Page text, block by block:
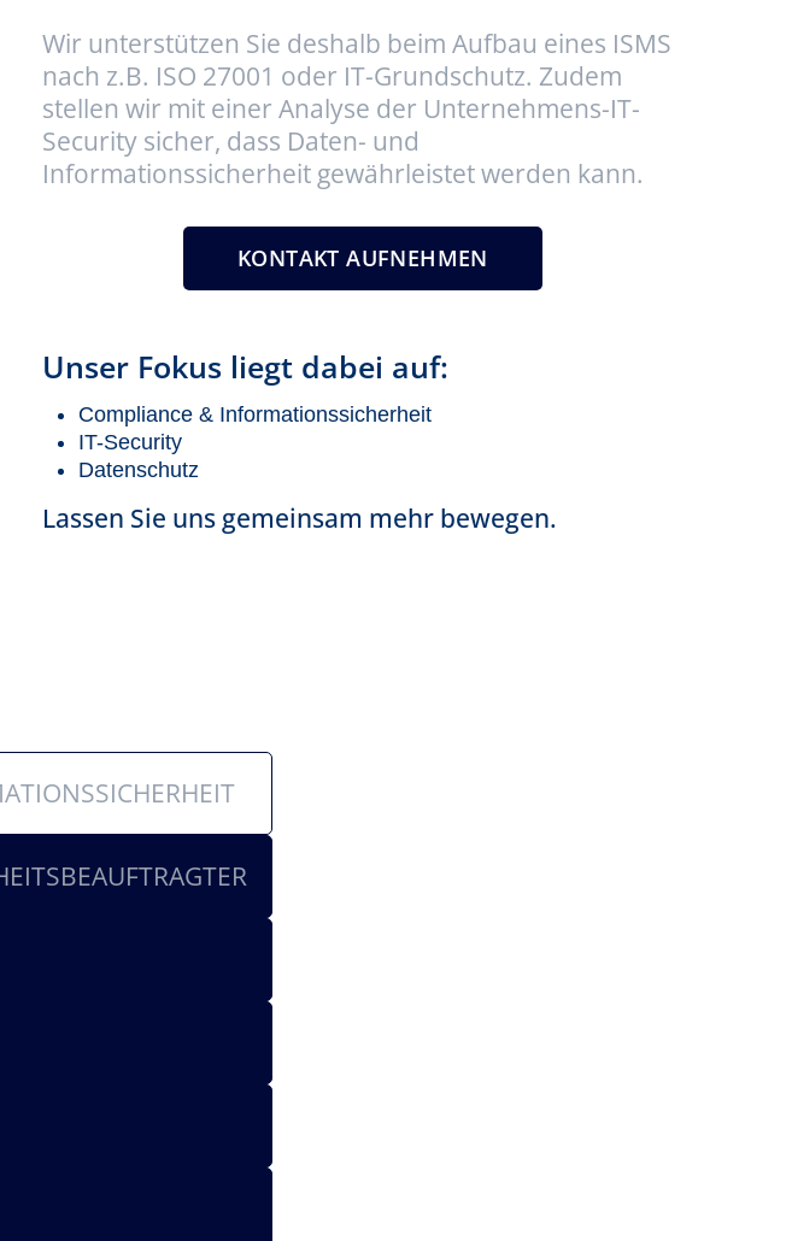
Wir unterstützen Sie deshalb beim Aufbau eines ISMS
nach z.B. ISO 27001 oder IT-Grundschutz. Zudem
stellen wir mit einer Analyse der Unternehmens-IT-
Security sicher, dass Daten- und
Informationssicherheit gewährleistet werden kann.
KONTAKT AUFNEHMEN
Unser Fokus liegt dabei auf:
Compliance & Informationssicherheit
IT-Security
Datenschutz
Lassen Sie uns gemeinsam mehr bewegen.